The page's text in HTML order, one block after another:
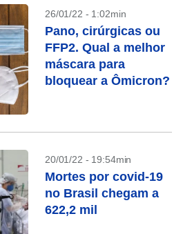
26/01/22 - 1:02min
Pano, cirúrgicas ou
FFP2. Qual a melhor
máscara para
bloquear a Ômicron?
20/01/22 - 19:54min
Mortes por covid-19
no Brasil chegam a
622,2 mil